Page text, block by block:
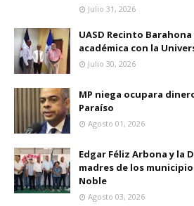
Julio 31, 2026
UASD Recinto
académica con la
Julio 30, 2026
MP niega ocupara
Paraíso
Agosto 01, 2026
Edgar Féliz Arbona y la
madres de los
Noble
Agosto 03, 2026